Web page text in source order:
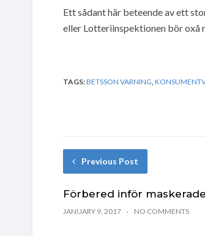
Ett sådant här beteende av ett
eller Lotteriinspektionen bör oxå
TAGS:BETSSON VARNING
Previous Post
Förbered inför
JANUARY 9, 2017 NO COMMENTS